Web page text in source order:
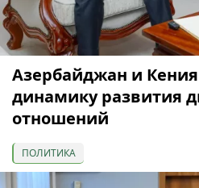
Азербайджан и
динамику развития
отношений
ПОЛИТИКА